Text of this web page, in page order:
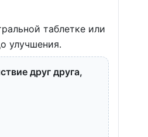
таблетке или
улучшения.
друг друга,